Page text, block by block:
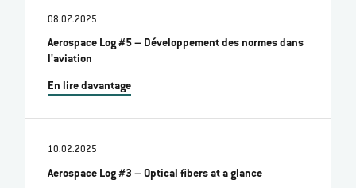
08.07.2025
Aerospace Log #5 – Développement des normes dans
l'aviation
En lire davantage
10.02.2025
Aerospace Log #3 – Optical fibers at a glance